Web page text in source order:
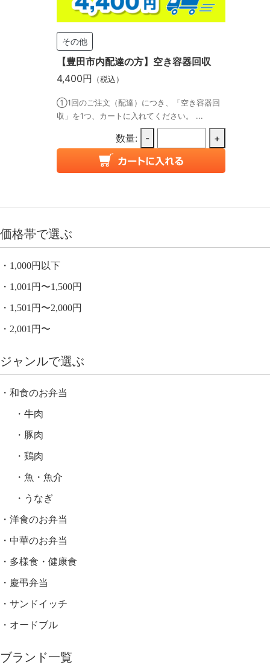
その他
【豊田市内配達の方】空き容器回収
4,400円 （税込）
①1回のご注文（配達）につき、「空き容器回
収」を1つ、カートに入れてください。 ...
数量: - +
価格帯で選ぶ
1,000円以下
1,001円〜1,500円
1,501円〜2,000円
2,001円〜
ジャンルで選ぶ
和食のお弁当
牛肉
豚肉
鶏肉
魚・魚介
うなぎ
洋食のお弁当
中華のお弁当
多様食・健康食
慶弔弁当
サンドイッチ
オードブル
ブランド一覧